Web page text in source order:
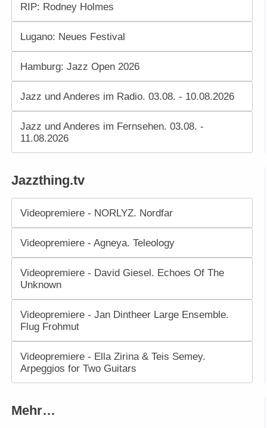
RIP: Rodney Holmes
Lugano: Neues Festival
Hamburg: Jazz Open 2026
Jazz und Anderes im Radio. 03.08. - 10.08.2026
Jazz und Anderes im Fernsehen. 03.08. -
11.08.2026
Jazzthing.tv
Videopremiere - NORLYZ. Nordfar
Videopremiere - Agneya. Teleology
Videopremiere - David Giesel. Echoes Of The
Unknown
Videopremiere - Jan Dintheer Large Ensemble.
Flug Frohmut
Videopremiere - Ella Zirina & Teis Semey.
Arpeggios for Two Guitars
Mehr…